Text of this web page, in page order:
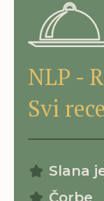
NLP -
Svi
Slana
Čorbe